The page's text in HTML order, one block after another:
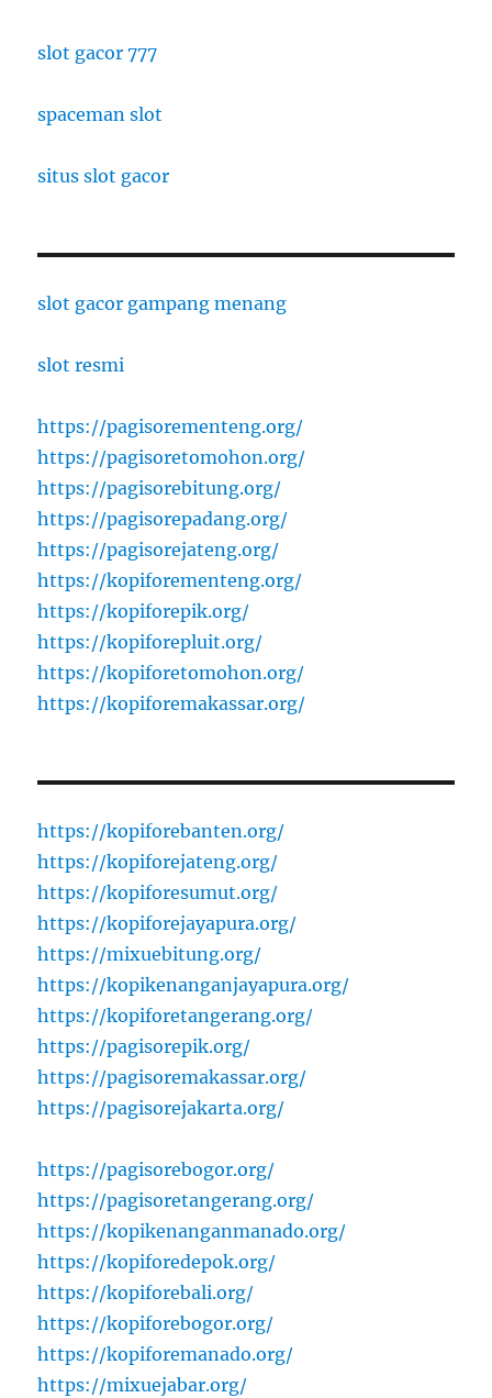
slot gacor 777
spaceman slot
situs slot gacor
slot gacor gampang menang
slot resmi
https://pagisorementeng.org/
https://pagisoretomohon.org/
https://pagisorebitung.org/
https://pagisorepadang.org/
https://pagisorejateng.org/
https://kopiforementeng.org/
https://kopiforepik.org/
https://kopiforepluit.org/
https://kopiforetomohon.org/
https://kopiforemakassar.org/
https://kopiforebanten.org/
https://kopiforejateng.org/
https://kopiforesumut.org/
https://kopiforejayapura.org/
https://mixuebitung.org/
https://kopikenanganjayapura.org/
https://kopiforetangerang.org/
https://pagisorepik.org/
https://pagisoremakassar.org/
https://pagisorejakarta.org/
https://pagisorebogor.org/
https://pagisoretangerang.org/
https://kopikenanganmanado.org/
https://kopiforedepok.org/
https://kopiforebali.org/
https://kopiforebogor.org/
https://kopiforemanado.org/
https://mixuejabar.org/